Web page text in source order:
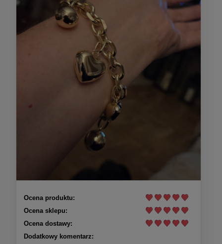
Ocena produktu:
Ocena sklepu:
Ocena dostawy:
Dodatkowy komentarz: